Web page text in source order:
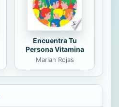
Encuentra Tu
Persona Vitamina
Marian Rojas